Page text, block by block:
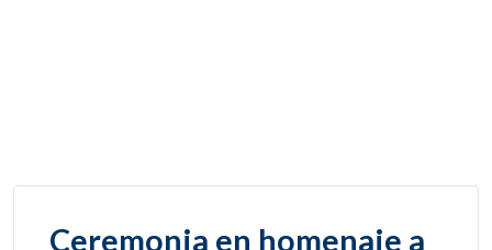
Ceremonia en homenaje a